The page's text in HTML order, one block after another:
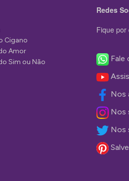
Cigano
Amor
Sim ou Não
Redes
Fique por
Fale
Nos
Nos
Nos